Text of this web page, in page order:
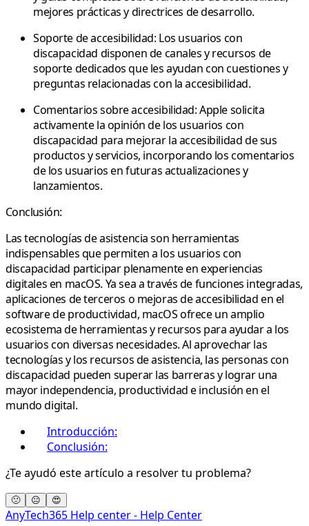
mejores prácticas y directrices de desarrollo.
Soporte de accesibilidad: Los usuarios con
discapacidad disponen de canales y recursos de
soporte dedicados que les ayudan con cuestiones y
preguntas relacionadas con la accesibilidad.
Comentarios sobre accesibilidad:Apple solicita
activamente la opinión de los usuarios con
discapacidad para mejorar la accesibilidad de sus
productos y servicios, incorporando los comentarios
de los usuarios en futuras actualizaciones y
lanzamientos.
Conclusión:
Las tecnologías de asistencia son herramientas
indispensables que permiten a los usuarios con
discapacidad participar plenamente en experiencias
digitales en macOS. Ya sea a través de funciones integradas,
aplicaciones de terceros o mejoras de accesibilidad en el
software de productividad, macOS ofrece un amplio
ecosistema de herramientas y recursos para ayudar a los
usuarios con diversas necesidades. Al aprovechar las
tecnologías y los recursos de asistencia, las personas con
discapacidad pueden superar las barreras y lograr una
mayor independencia, productividad e inclusión en el
mundo digital.
Introducción:
Conclusión:
¿Te ayudó este artículo a resolver tu problema?
🙁 😐 😍
AnyTech365 Help center - Help Center